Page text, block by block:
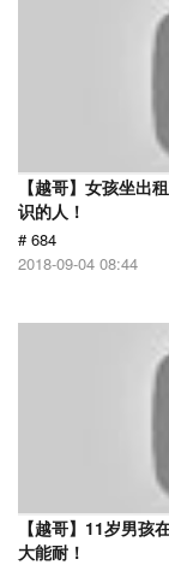
【越哥】女孩坐出
识的人！
# 684
2018-09-04 08:44
【越哥】11岁男孩
大能耐！